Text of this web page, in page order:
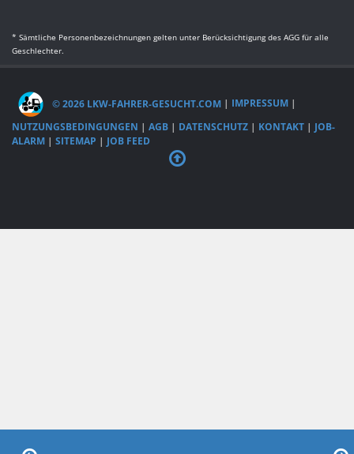
* Sämtliche Personenbezeichnungen gelten unter Berücksichtigung des AGG für alle
Geschlechter.
© 2026 LKW-FAHRER-GESUCHT.COM | IMPRESSUM |
NUTZUNGSBEDINGUNGEN | AGB | DATENSCHUTZ | KONTAKT | JOB-
ALARM | SITEMAP | JOB FEED